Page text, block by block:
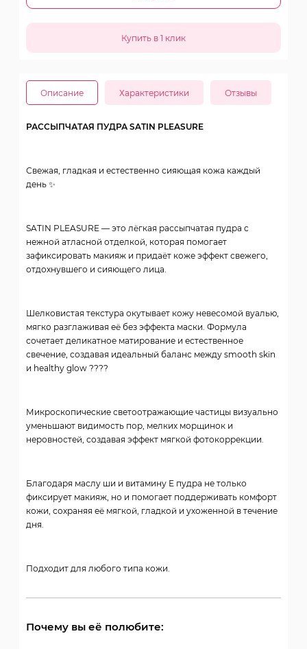
Описание Характеристики Отзывы
РАССЫПЧАТАЯ ПУДРА SATIN PLEASURE
Свежая, гладкая и естественно сияющая кожа каждый
день ✨
SATIN PLEASURE — это лёгкая рассыпчатая пудра с
нежной атласной отделкой, которая помогает
зафиксировать макияж и придаёт коже эффект свежего,
отдохнувшего и сияющего лица.
Шелковистая текстура окутывает кожу невесомой вуалью,
мягко разглаживая её без эффекта маски. Формула
сочетает деликатное матирование и естественное
свечение, создавая идеальный баланс между smooth skin
и healthy glow ????
Микроскопические светоотражающие частицы визуально
уменьшают видимость пор, мелких морщинок и
неровностей, создавая эффект мягкой фотокоррекции.
Благодаря маслу ши и витамину Е пудра не только
фиксирует макияж, но и помогает поддерживать комфорт
кожи, сохраняя её мягкой, гладкой и ухоженной в течение
дня.
Подходит для любого типа кожи.
Почему вы её полюбите: